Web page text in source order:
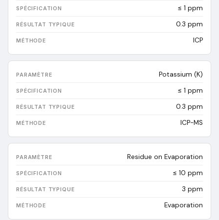
≤ 1 ppm
0.3 ppm
ICP
Potassium (K)
≤ 1 ppm
0.3 ppm
ICP-MS
Residue on Evaporation
≤ 10 ppm
3 ppm
Evaporation